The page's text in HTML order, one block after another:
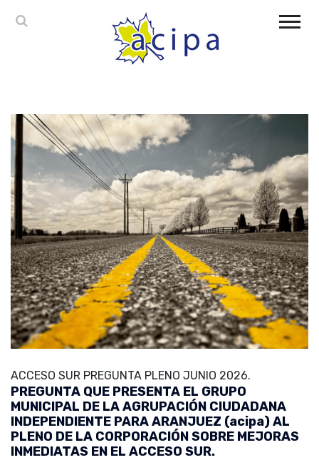
ACCESO SUR PREGUNTA PLENO JUNIO 2026.
PREGUNTA QUE PRESENTA EL GRUPO
MUNICIPAL DE LA AGRUPACIÓN CIUDADANA
INDEPENDIENTE PARA ARANJUEZ (acipa) AL
PLENO DE LA CORPORACIÓN SOBRE MEJORAS
INMEDIATAS EN EL ACCESO SUR.